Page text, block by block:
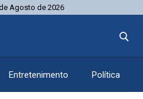
Agosto de 2026
Entretenimento Política